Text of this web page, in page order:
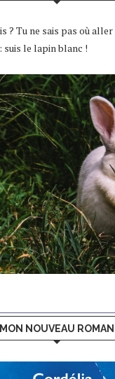
? Tu ne sais pas où aller
suis le lapin blanc !
MON NOUVEAU ROMAN